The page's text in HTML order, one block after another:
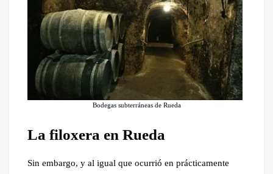
Bodegas subterráneas de Rueda
La filoxera en Rueda
Sin embargo, y al igual que ocurrió en prácticamente